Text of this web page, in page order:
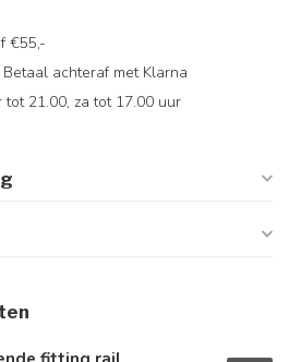
€55,-
achteraf met Klarna
21.00, za tot 17.00 uur